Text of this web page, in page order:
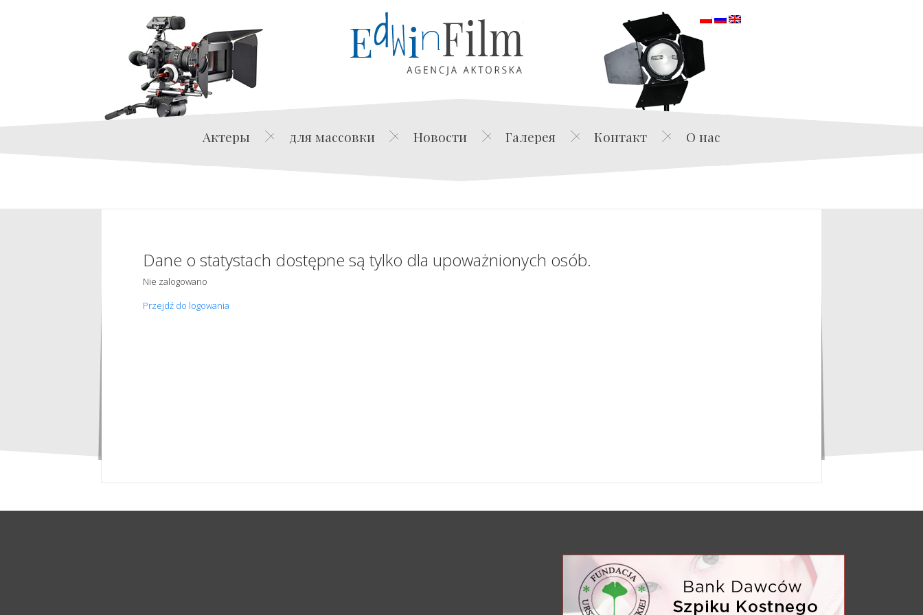
Edwin Film Agencja Aktorska
Актеры для массовки Новости Галерея Контакт О нас
Dane o statystach dostępne są tylko dla upoważnionych osób.
Nie zalogowano
Przejdź do logowania